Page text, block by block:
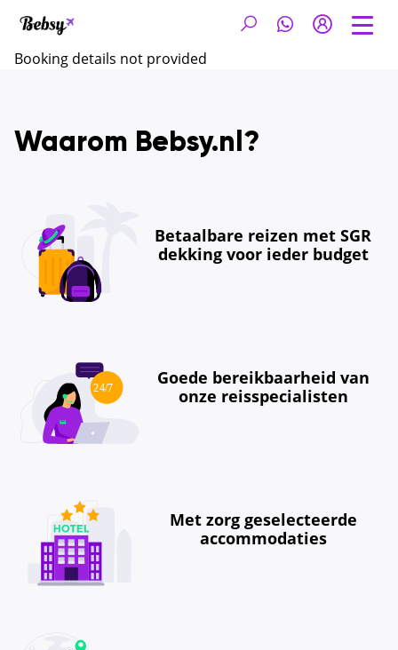
Booking details not provided
Waarom Bebsy.nl?
Betaalbare reizen met SGR
dekking voor ieder budget
Goede bereikbaarheid van
onze reisspecialisten
Met zorg geselecteerde
accommodaties